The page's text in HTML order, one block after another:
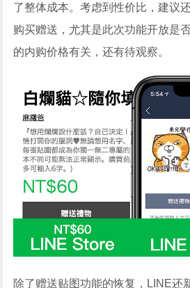
了整体成本。考虑到性价比，建议
购买赠送，尤其是此次功能开放是
的内购价格有关，还有待观察。
除了赠送贴图功能的恢复，LINE还